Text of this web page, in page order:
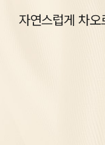
자연스럽게 차